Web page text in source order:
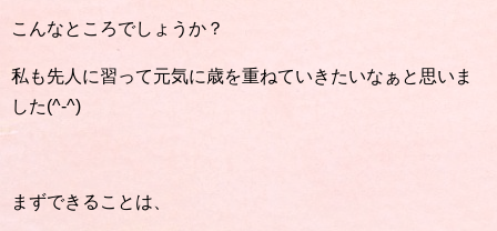
こんなところでしょうか？
私も先人に習って元気に歳を重ねていきたいなぁと思いま
した(^-^)
まずできることは、